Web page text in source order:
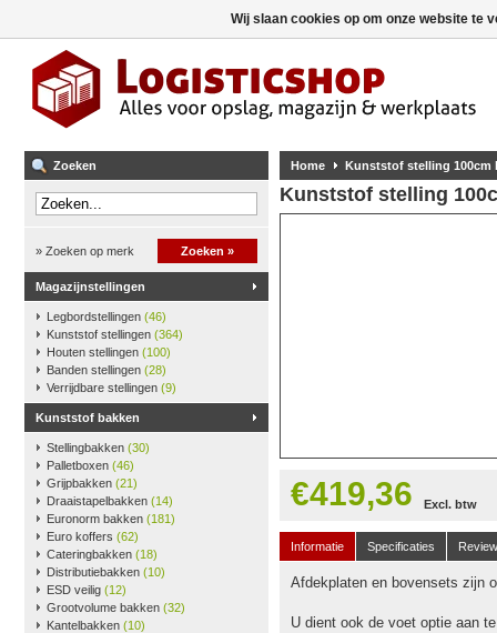
Zoeken
» Zoeken op merk Zoeken »
Magazijnstellingen
Legbordstellingen (46)
Kunststof stellingen (364)
Houten stellingen (100)
Banden stellingen (28)
Verrijdbare stellingen (9)
Kunststof bakken
Stellingbakken (30)
Palletboxen (46)
Grijpbakken (21)
Draaistapelbakken (14)
Euronorm bakken (181)
Euro koffers (62)
Cateringbakken (18)
Distributiebakken (10)
ESD veilig (12)
Grootvolume bakken (32)
Kantelbakken (10)
Home Kunststof stelling 100cm
Kunststof stelling
€419,36 Excl. btw
Informatie Specificaties
Afdekplaten en bovensets zijn
U dient ook de voet optie aan
Wij slaan cookies op om onze website te